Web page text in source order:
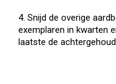
4. Snijd de overige
exemplaren in kwarten
laatste de